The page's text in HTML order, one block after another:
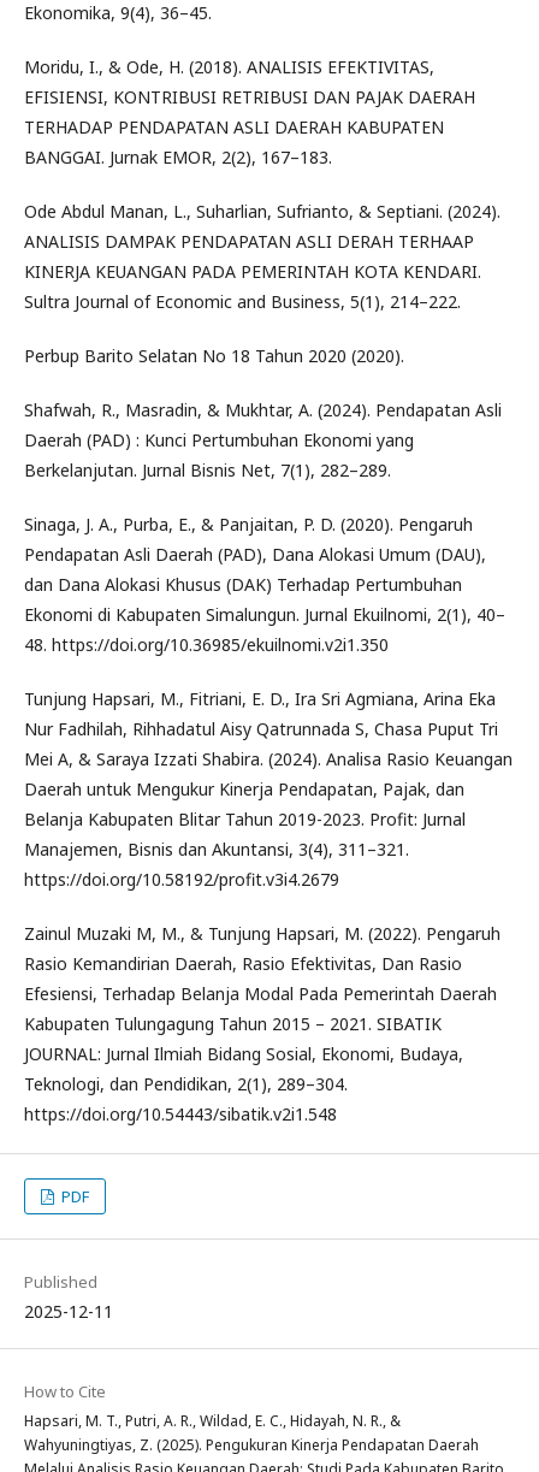
Ekonomika, 9(4), 36–45.
Moridu, I., & Ode, H. (2018). ANALISIS EFEKTIVITAS,
EFISIENSI, KONTRIBUSI RETRIBUSI DAN PAJAK DAERAH
TERHADAP PENDAPATAN ASLI DAERAH KABUPATEN
BANGGAI. Jurnak EMOR, 2(2), 167–183.
Ode Abdul Manan, L., Suharlian, Sufrianto, & Septiani. (2024).
ANALISIS DAMPAK PENDAPATAN ASLI DERAH TERHAAP
KINERJA KEUANGAN PADA PEMERINTAH KOTA KENDARI.
Sultra Journal of Economic and Business, 5(1), 214–222.
Perbup Barito Selatan No 18 Tahun 2020 (2020).
Shafwah, R., Masradin, & Mukhtar, A. (2024). Pendapatan Asli
Daerah (PAD) : Kunci Pertumbuhan Ekonomi yang
Berkelanjutan. Jurnal Bisnis Net, 7(1), 282–289.
Sinaga, J. A., Purba, E., & Panjaitan, P. D. (2020). Pengaruh
Pendapatan Asli Daerah (PAD), Dana Alokasi Umum (DAU),
dan Dana Alokasi Khusus (DAK) Terhadap Pertumbuhan
Ekonomi di Kabupaten Simalungun. Jurnal Ekuilnomi, 2(1), 40–
48. https://doi.org/10.36985/ekuilnomi.v2i1.350
Tunjung Hapsari, M., Fitriani, E. D., Ira Sri Agmiana, Arina Eka
Nur Fadhilah, Rihhadatul Aisy Qatrunnada S, Chasa Puput Tri
Mei A, & Saraya Izzati Shabira. (2024). Analisa Rasio Keuangan
Daerah untuk Mengukur Kinerja Pendapatan, Pajak, dan
Belanja Kabupaten Blitar Tahun 2019-2023. Profit: Jurnal
Manajemen, Bisnis dan Akuntansi, 3(4), 311–321.
https://doi.org/10.58192/profit.v3i4.2679
Zainul Muzaki M, M., & Tunjung Hapsari, M. (2022). Pengaruh
Rasio Kemandirian Daerah, Rasio Efektivitas, Dan Rasio
Efesiensi, Terhadap Belanja Modal Pada Pemerintah Daerah
Kabupaten Tulungagung Tahun 2015 – 2021. SIBATIK
JOURNAL: Jurnal Ilmiah Bidang Sosial, Ekonomi, Budaya,
Teknologi, dan Pendidikan, 2(1), 289–304.
https://doi.org/10.54443/sibatik.v2i1.548
PDF
Published
2025-12-11
How to Cite
Hapsari, M. T., Putri, A. R., Wildad, E. C., Hidayah, N. R., &
Wahyuningtiyas, Z. (2025). Pengukuran Kinerja Pendapatan Daerah